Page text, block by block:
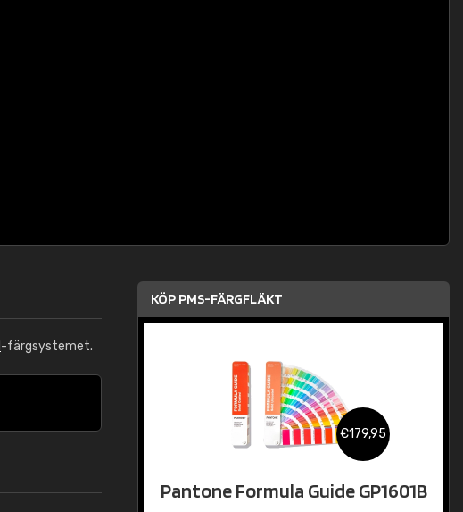
-färgsystemet.
KÖP PMS-FÄRGFLÄKT
€179,95
Pantone Formula Guide GP1601B